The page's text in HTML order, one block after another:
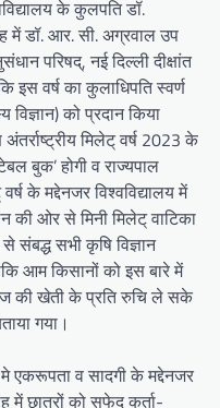
के कुलपति डॉ.
में डॉ. आर. सी. अग्रवाल उप
परिषद्, नई दिल्ली दीक्षांत
इस वर्ष का कुलाधिपति स्वर्ण
विज्ञान) को प्रदान किया
मिलेट् वर्ष 2023 के
बुक’ होगी व राज्यपाल
के मद्देनजर विश्वविद्यालय में
ओर से मिनी मिलेट् वाटिका
संबद्ध सभी कृषि विज्ञान
आम किसानों को इस बारे में
की खेती के प्रति रुचि ले सके
गया।
मे एकरूपता व सादगी के मद्देनजर
में छात्रों को सफेद कुर्ता-